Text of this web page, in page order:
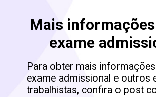
Mais
Para obter mais
exame admissional e outros
trabalhistas, confira o post